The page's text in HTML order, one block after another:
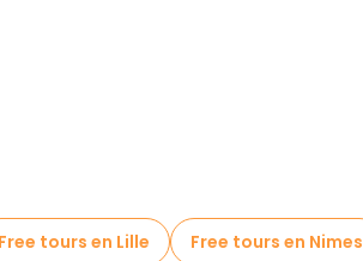
tours en Lille
Free tours en Nimes